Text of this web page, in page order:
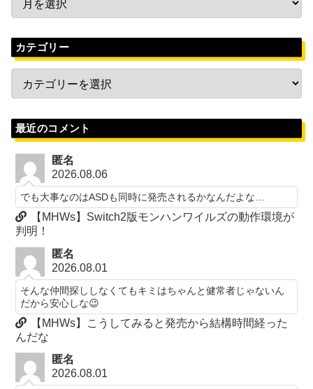
カテゴリー
最近のコメント
匿名
2026.08.06
でも大事なのはASDも同時に発売されるかなんだよな…
【MHWs】Switch2版モンハンワイルズの動作環境が
判明！
匿名
2026.08.01
そんな仲間探ししなくてもキミはちゃんと健常者じゃないん
だから安心しな😉
【MHWs】こうしてみると発売から結構時間経った
んだな
匿名
2026.08.01